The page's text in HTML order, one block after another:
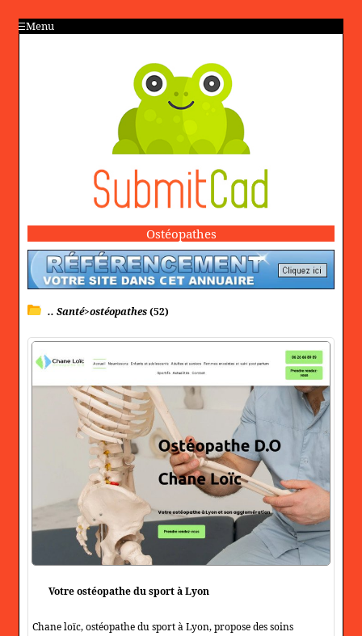
Menu
Ostéopathes
.. Santé>ostéopathes(52)
Votre ostéopathe du sport à Lyon
Chane loïc, ostéopathe du sport à Lyon, propose des soins